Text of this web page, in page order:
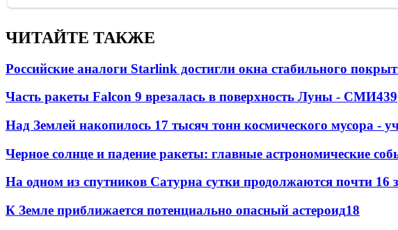
ЧИТАЙТЕ ТАКЖЕ
Российские аналоги Starlink достигли окна стабильного
Часть ракеты Falcon 9 врезалась в поверхность Луны - СМИ439
Над Землей накопилось 17 тысяч тонн космического мусора -
Черное солнце и падение ракеты: главные астрономические
На одном из спутников Сатурна сутки продолжаются почти 16
К Земле приближается потенциально опасный астероид18